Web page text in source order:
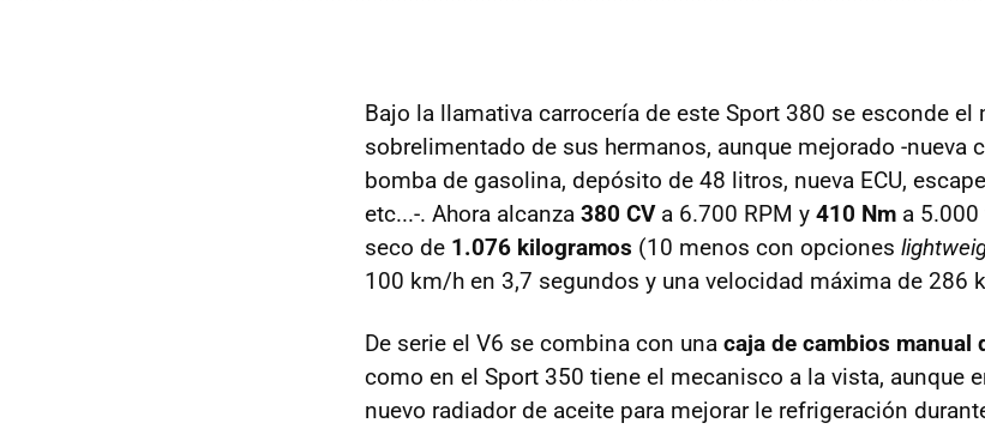
Bajo la llamativa carrocería de este Sport 380 se esconde el
sobrelimentado de sus hermanos, aunque mejorado -nueva
bomba de gasolina, depósito de 48 litros, nueva ECU,
etc...-. Ahora alcanza 380 CVa 6.700 RPM y 410 Nm a 5.000
seco de 1.076 kilogramos (10 menos con opciones
100 km/h en 3,7 segundos y una velocidad máxima de 286
De serie el V6 se combina con una caja de cambios manual
como en el Sport 350 tiene el mecanisco a la vista, aunque
nuevo radiador de aceite para mejorar le refrigeración